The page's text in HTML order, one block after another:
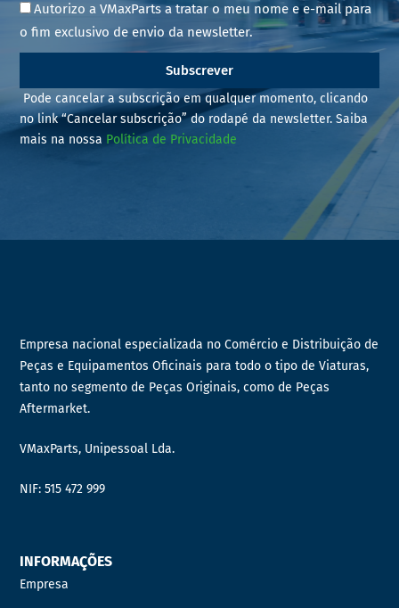
Autorizo a VMaxParts a tratar o meu nome e e-mail para
o fim exclusivo de envio da newsletter.
Subscrever
Pode cancelar a subscrição em qualquer momento, clicando
no link “Cancelar subscrição” do rodapé da newsletter. Saiba
mais na nossa Política de Privacidade
Empresa nacional especializada no Comércio e Distribuição de
Peças e Equipamentos Oficinais para todo o tipo de Viaturas,
tanto no segmento de Peças Originais, como de Peças
Aftermarket.
VMaxParts, Unipessoal Lda.
NIF: 515 472 999
INFORMAÇÕES
Empresa